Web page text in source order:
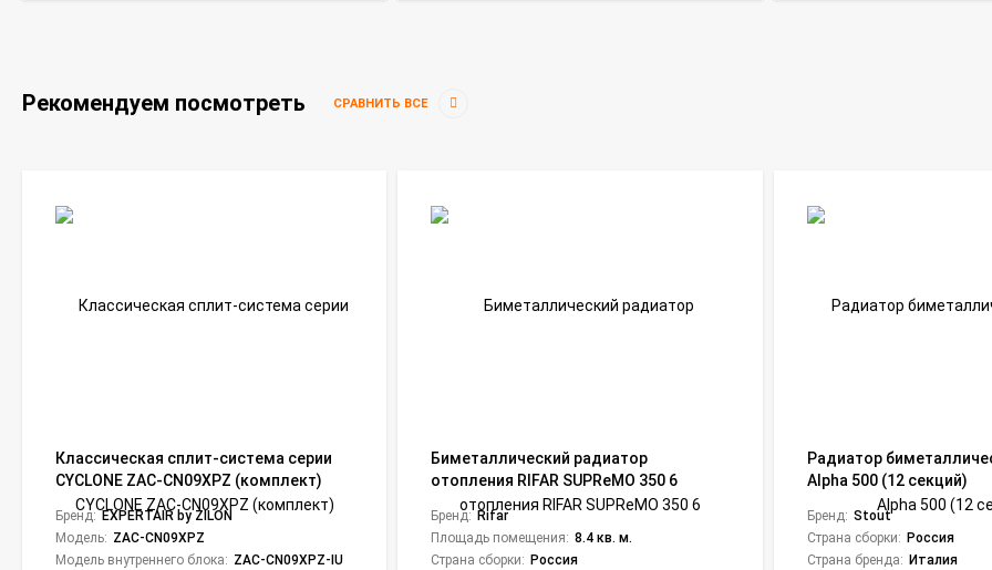
Рекомендуем посмотреть СРАВНИТЬ ВСЕ
Классическая сплит-система серии
CYCLONE ZAC-CN09XPZ (комплект)
Бренд: EXPERTAIR by ZILON
Модель: ZAC-CN09XPZ
Модель внутреннего блока: ZAC-CN09XPZ-IU
Биметаллический радиатор
отопления RIFAR SUPReMO 350 6
Бренд: Rifar
Площадь помещения: 8.4 кв. м.
Страна сборки: Россия
Радиатор
Alpha 500 (12 секций)
Бренд: Stout
Страна сборки: Россия
Страна бренда: Италия